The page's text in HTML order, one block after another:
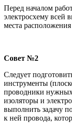
Перед началом
электросхему всей
места
Совет №2
Следует
инструменты
проводники
изоляторы и
выполнить задачу
к ней провода,